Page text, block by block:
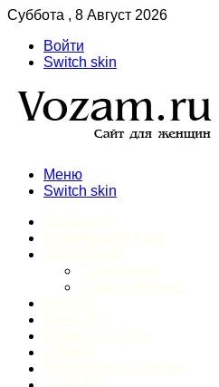
Суббота , 8 Август 2026
Войти
Switch skin
Меню
Switch skin